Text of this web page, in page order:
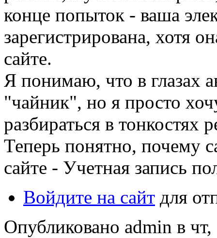
конце попыток - ваша
зарегистрирована, хотя
сайте.
Я понимаю, что в глазах
"чайник", но я просто
разбираться в тонкостях
Теперь понятно, почему
сайте - Учетная запись
Войдите на сайт для
Опубликовано admin в